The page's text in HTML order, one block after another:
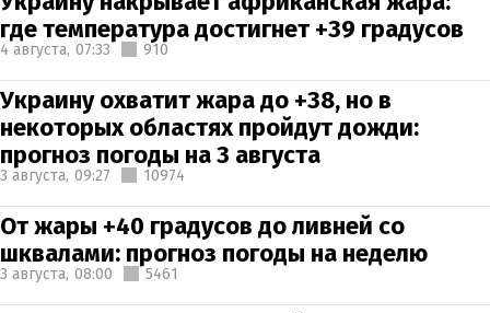
где температура достигнет +39 градусов
4 августа, 07:33 910
Украину охватит жара до +38, но в
некоторых областях пройдут дожди:
прогноз погоды на 3 августа
3 августа, 09:27 10974
От жары +40 градусов до ливней со
шквалами: прогноз погоды на неделю
3 августа, 08:00 5461